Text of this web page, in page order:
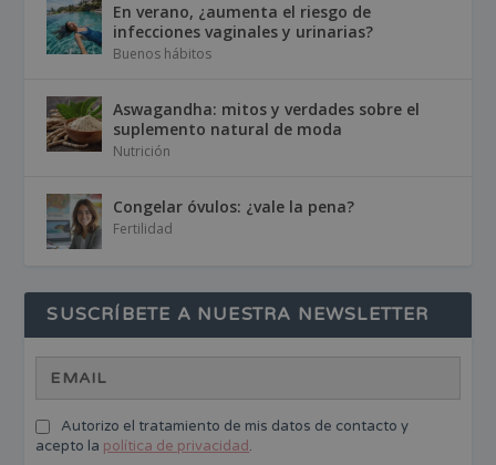
En verano, ¿aumenta el riesgo de
infecciones vaginales y urinarias?
Buenos hábitos
Aswagandha: mitos y verdades sobre el
suplemento natural de moda
Nutrición
Congelar óvulos: ¿vale la pena?
Fertilidad
SUSCRÍBETE A NUESTRA NEWSLETTER
Autorizo el tratamiento de mis datos de contacto y
acepto la política de privacidad.